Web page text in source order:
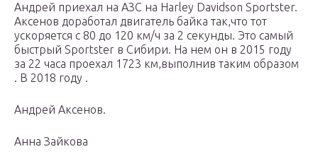
Андрей приехал на АЗС на Harley Davidson Sportster.
Аксенов доработал двигатель байка так,что тот
ускоряется с 80 до 120 км/ч за 2 секунды. Это самый
быстрый Sportster в Сибири. На нем он в 2015 году
за 22 часа проехал 1723 км,выполнив таким образом
. В 2018 году .
Андрей Аксенов.
Анна Зайкова